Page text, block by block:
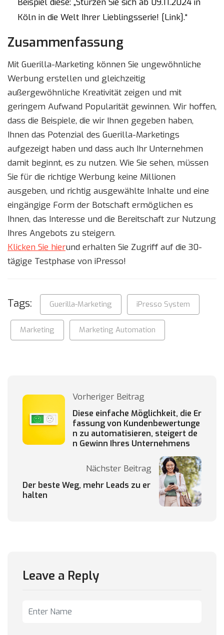
Köln in die Welt Ihrer Lieblingsserie! [Link].“
Zusammenfassung
Mit Guerilla-Marketing können Sie ungewöhnliche
Werbung erstellen und gleichzeitig
außergewöhnliche Kreativität zeigen und mit
geringem Aufwand Popularität gewinnen. Wir hoffen,
dass die Beispiele, die wir Ihnen gegeben haben,
Ihnen das Potenzial des Guerilla-Marketings
aufgezeigt haben und dass auch Ihr Unternehmen
damit beginnt, es zu nutzen. Wie Sie sehen, müssen
Sie für die richtige Werbung keine Millionen
ausgeben, und richtig ausgewählte Inhalte und eine
eingängige Form der Botschaft ermöglichen es
Ihnen, das Interesse und die Bereitschaft zur Nutzung
Ihres Angebots zu steigern.
Klicken Sie hierund erhalten Sie Zugriff auf die 30-
tägige Testphase von iPresso!
Tags: Guerilla-Marketing iPresso System
Marketing Marketing Automation
Vorheriger Beitrag
Diese einfache Möglichkeit, die Er
fassung von Kundenbewertunge
n zu automatisieren, steigert de
n Gewinn Ihres Unternehmens
Nächster Beitrag
Der beste Weg, mehr Leads zu er
halten
Leave a Reply